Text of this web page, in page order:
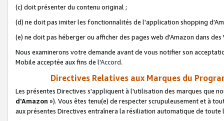
(c) doit présenter du contenu original ;
(d) ne doit pas imiter les fonctionnalités de l'application shopping
(e) ne doit pas héberger ou afficher des pages web d'Amazon dans
Nous examinerons votre demande avant de vous notifier son
Mobile acceptée aux fins de l'Accord.
Directives Relatives aux Marques du
Les présentes Directives s'appliquent à l'utilisation des marques que
d'Amazon »). Vous êtes tenu(e) de respecter scrupuleusement et à
aux présentes Directives entraînera la résiliation automatique de